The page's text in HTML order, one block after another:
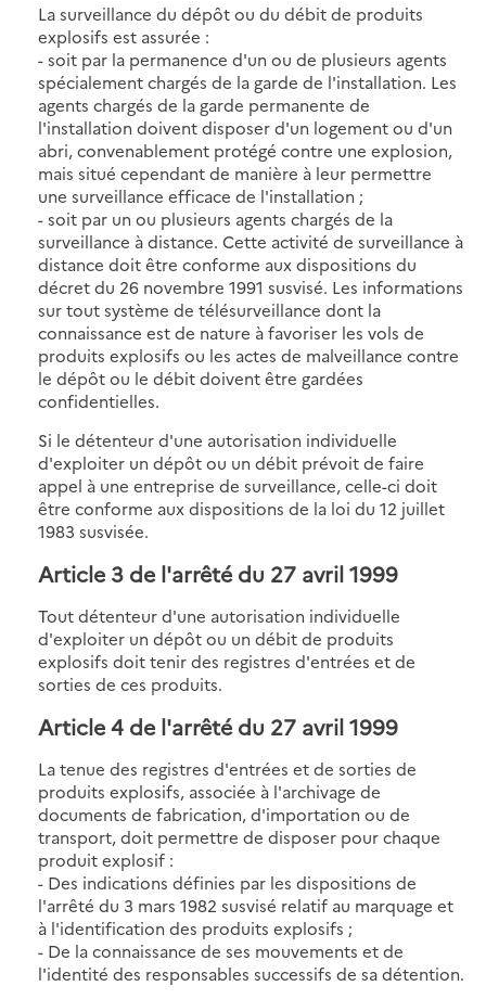
La surveillance du dépôt ou du débit de produits
explosifs est assurée :
- soit par la permanence d'un ou de plusieurs agents
spécialement chargés de la garde de l'installation. Les
agents chargés de la garde permanente de
l'installation doivent disposer d'un logement ou d'un
abri, convenablement protégé contre une explosion,
mais situé cependant de manière à leur permettre
une surveillance efficace de l'installation ;
- soit par un ou plusieurs agents chargés de la
surveillance à distance. Cette activité de surveillance à
distance doit être conforme aux dispositions du
décret du 26 novembre 1991 susvisé. Les informations
sur tout système de télésurveillance dont la
connaissance est de nature à favoriser les vols de
produits explosifs ou les actes de malveillance contre
le dépôt ou le débit doivent être gardées
confidentielles.
Si le détenteur d'une autorisation individuelle
d'exploiter un dépôt ou un débit prévoit de faire
appel à une entreprise de surveillance, celle-ci doit
être conforme aux dispositions de la loi du 12 juillet
1983 susvisée.
Article 3 de l'arrêté du 27 avril 1999
Tout détenteur d'une autorisation individuelle
d'exploiter un dépôt ou un débit de produits
explosifs doit tenir des registres d'entrées et de
sorties de ces produits.
Article 4 de l'arrêté du 27 avril 1999
La tenue des registres d'entrées et de sorties de
produits explosifs, associée à l'archivage de
documents de fabrication, d'importation ou de
transport, doit permettre de disposer pour chaque
produit explosif :
- Des indications définies par les dispositions de
l'arrêté du 3 mars 1982 susvisé relatif au marquage et
à l'identification des produits explosifs ;
- De la connaissance de ses mouvements et de
l'identité des responsables successifs de sa détention.